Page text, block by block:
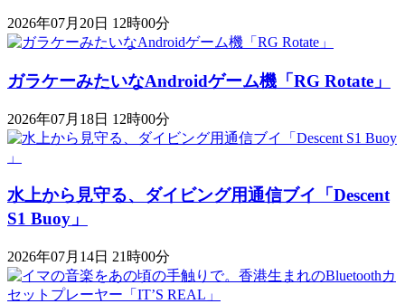
2026年07月20日 12時00分
ガラケーみたいなAndroidゲーム機「RG Rotate」
2026年07月18日 12時00分
水上から見守る、ダイビング用通信ブイ「Descent
S1 Buoy​​」
2026年07月14日 21時00分